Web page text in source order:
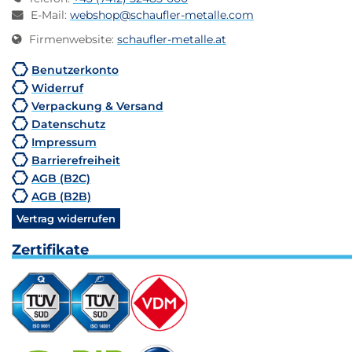
E-Mail: webshop@schaufler-metalle.com
Firmenwebsite: schaufler-metalle.at
Benutzerkonto
Widerruf
Verpackung & Versand
Datenschutz
Impressum
Barrierefreiheit
AGB (B2C)
AGB (B2B)
Vertrag widerrufen
Zertifikate